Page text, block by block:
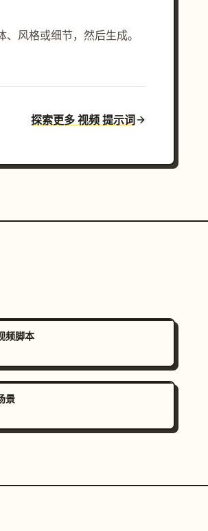
风格或细节，然后生成。
探索更多 视频 提示词
频脚本
景